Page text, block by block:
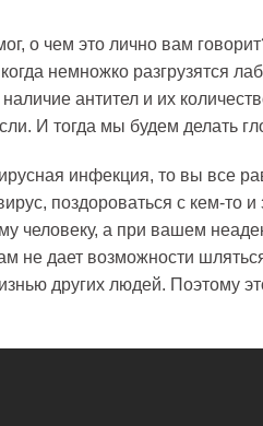
о чем это лично вам
немножко разгрузятся
антител и их
И тогда мы будем делать
инфекция, то вы все
поздороваться с кем-то и
человеку, а при вашем
не дает возможности
других людей. Поэтому